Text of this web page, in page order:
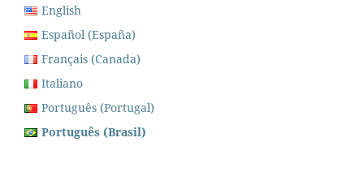
English
Español (España)
Français (Canada)
Italiano
Português (Portugal)
Português (Brasil)